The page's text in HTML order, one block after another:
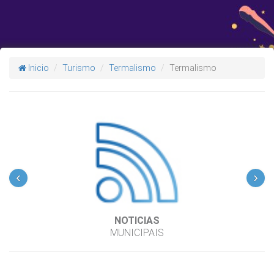
Inicio Turismo Termalismo Termalismo
NOTICIAS
MUNICIPAIS
‹ ›